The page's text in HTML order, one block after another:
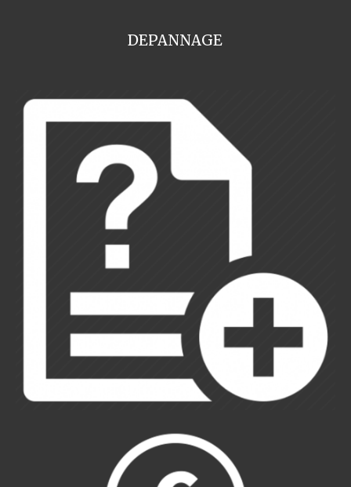
DEPANNAGE